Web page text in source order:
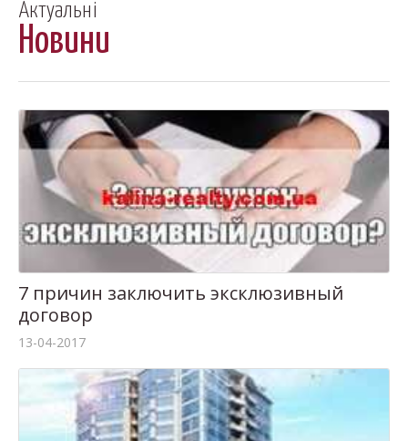
Актуальні
Новини
7 причин заключить эксклюзивный
договор
13-04-2017